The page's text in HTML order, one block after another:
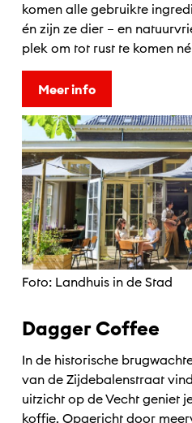
komen alle gebruikte
én zijn ze dier – en
plek om tot rust te komen
Meer info
Foto: Landhuis in de Stad
Dagger Coffee
In de historische
van de Zijdebalenstraat
uitzicht op de Vecht geniet
koffie. Opgericht door